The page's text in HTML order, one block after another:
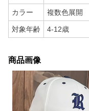
カラー 複数色展開
対象年齢 4-12歳
商品画像